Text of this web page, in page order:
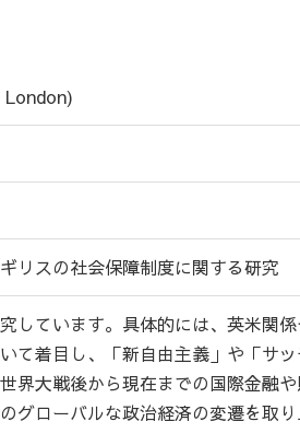
リスの社会保障制度に関する研究
しています。具体的には、英米関
て着目し、「新自由主義」や「サ
界大戦後から現在までの国際金融
グローバルな政治経済の変遷を取